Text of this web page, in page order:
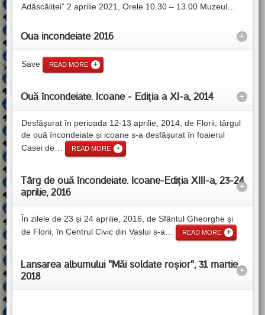
Adăscăliței” 2 aprilie 2021, Orele 10.30 – 13.00 Muzeul
Oua incondeiate 2016 +
Save READ MORE
Ouă încondeiate. Icoane - Ediţia a XI-a, 2014 +
Desfăşurat în perioada 12-13 aprilie, 2014, de Florii, târgul
de ouă încondeiate și icoane s-a desfășurat în foaierul
Casei de
READ MORE
Târg de ouă încondeiate. Icoane-Ediția XIII-a, 23-24
aprilie, 2016
+
În zilele de 23 și 24 aprilie, 2016, de Sfântul Gheorghe și
de Florii, în Centrul Civic din Vaslui s-a
READ MORE
Lansarea albumului "Măi soldate roșior", 31 martie
2018
+